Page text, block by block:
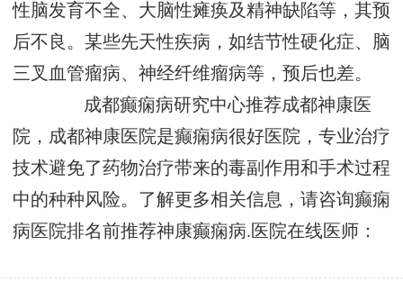
性脑发育不全、大脑性瘫痪及精神缺陷等，其预
后不良。某些先天性疾病，如结节性硬化症、脑
三叉血管瘤病、神经纤维瘤病等，预后也差。
成都癫痫病研究中心推荐成都神康医
院，成都神康医院是癫痫病很好医院，专业治疗
技术避免了药物治疗带来的毒副作用和手术过程
中的种种风险。了解更多相关信息，请咨询癫痫
病医院排名前推荐神康癫痫病.医院在线医师：